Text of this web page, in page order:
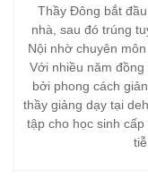
Thầy Đông bắt
nhà, sau đó trúng
Nội nhờ chuyên
Với nhiều năm
bởi phong cách
thầy giảng dạy tại
tập cho học sinh